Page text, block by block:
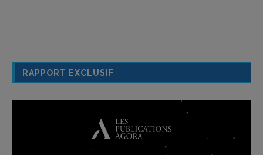
RAPPORT EXCLUSIF